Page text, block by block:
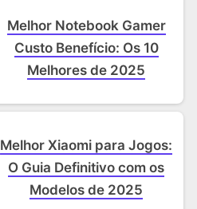
Melhor Notebook Gamer
Custo Benefício: Os 10
Melhores de 2025
Melhor Xiaomi para Jogos:
O Guia Definitivo com os
Modelos de 2025